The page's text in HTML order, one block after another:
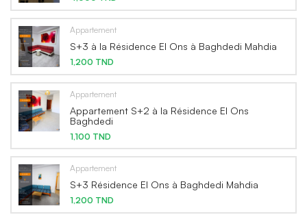
Appartement
S+3 à la Résidence El Ons à Baghdedi Mahdia
1,200 TND
Appartement
Appartement S+2 à la Résidence El Ons
Baghdedi
1,100 TND
Appartement
S+3 Résidence El Ons à Baghdedi Mahdia
1,200 TND